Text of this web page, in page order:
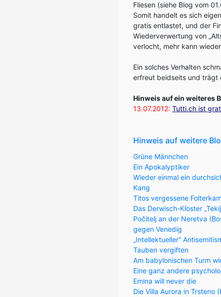
Fliesen (siehe Blog vom
Somit handelt es sich
gratis entlastet, und der
Wiederverwertung von
verlocht, mehr kann
Ein solches Verhalten
erfreut beidseits und trägt
Hinweis auf ein weiteres
13.07.2012: Tutti.ch ist
Hinweis auf weitere
Grüne Männchen
Ein Apokalyptiker
Wieder einmal ein
Kang
Titos vergessene
Das Derwisch-Kloster
Počitelj an der Neretva
gegen Venedig
„Intellektueller“
Tauben vergiften
Am babylonischen Turm
Eine ganz andere
Emina will never die
Die Villa Aurora in Trsteno